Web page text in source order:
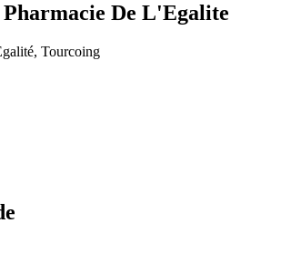
De L'Egalite
Tourcoing